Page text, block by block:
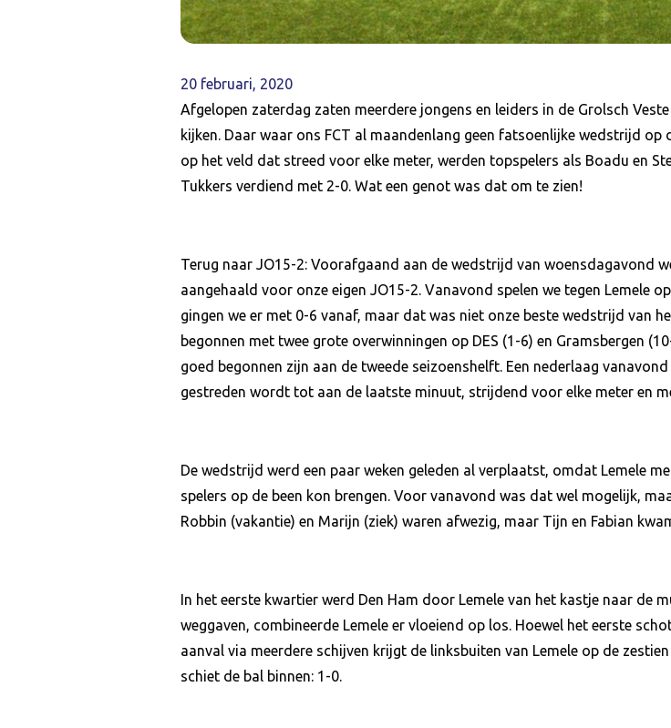
20 februari, 2020
Afgelopen zaterdag zaten meerdere jongens en leiders in de Grolsch
kijken. Daar waar ons FCT al maandenlang geen fatsoenlijke wedstrijd
op het veld dat streed voor elke meter, werden topspelers als Boadu en
Tukkers verdiend met 2-0. Wat een genot was dat om te zien!
Terug naar JO15-2: Voorafgaand aan de wedstrijd van woensdagavond
aangehaald voor onze eigen JO15-2. Vanavond spelen we tegen Lemele
gingen we er met 0-6 vanaf, maar dat was niet onze beste wedstrijd van
begonnen met twee grote overwinningen op DES (1-6) en Gramsbergen
goed begonnen zijn aan de tweede seizoenshelft. Een nederlaag
gestreden wordt tot aan de laatste minuut, strijdend voor elke meter en
De wedstrijd werd een paar weken geleden al verplaatst, omdat Lemele
spelers op de been kon brengen. Voor vanavond was dat wel mogelijk,
Robbin (vakantie) en Marijn (ziek) waren afwezig, maar Tijn en Fabian
In het eerste kwartier werd Den Ham door Lemele van het kastje naar de
weggaven, combineerde Lemele er vloeiend op los. Hoewel het eerste
aanval via meerdere schijven krijgt de linksbuiten van Lemele op de
schiet de bal binnen: 1-0.